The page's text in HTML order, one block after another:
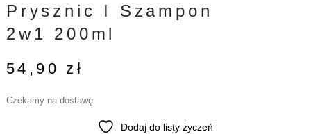
Prysznic I Szampon
2w1 200ml
54,90zł
Czekamy na dostawę
Dodaj do listy życzeń